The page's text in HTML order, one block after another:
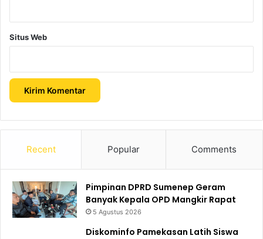
Situs Web
Recent Popular Comments
Pimpinan DPRD Sumenep Geram
Banyak Kepala OPD Mangkir Rapat
5 Agustus 2026
Diskominfo Pamekasan Latih Siswa